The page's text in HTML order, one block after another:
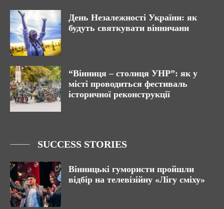
День Незалежності України: як
будуть святкувати вінничани
“Вінниця – столиця УНР”: як у
місті проводиться фестиваль
історичної реконструкції
SUCCESS STORIES
Вінницькі гумористи пройшли
відбір на телевізійну «Лігу сміху»